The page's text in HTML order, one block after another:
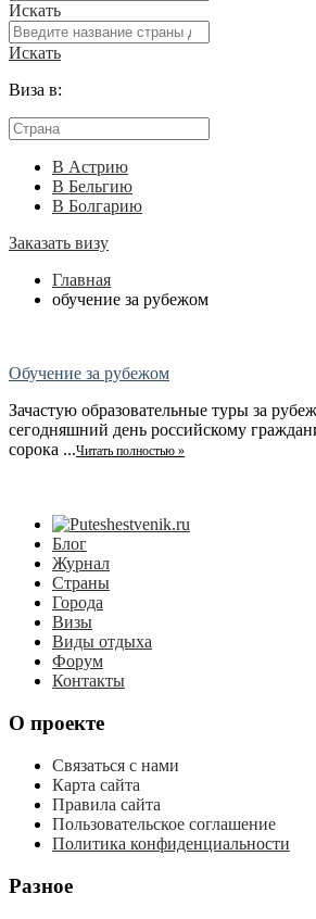
Искать
Искать
Виза в:
В Астрию
В Бельгию
В Болгарию
Заказать визу
Главная
обучение за рубежом
Обучение за рубежом
Зачастую образовательные туры за
сегодняшний день российскому
сорока ...Читать полностью »
Блог
Журнал
Страны
Города
Визы
Виды отдыха
Форум
Контакты
О проекте
Связаться с нами
Карта сайта
Правила сайта
Пользовательское соглашение
Политика конфиденциальности
Разное